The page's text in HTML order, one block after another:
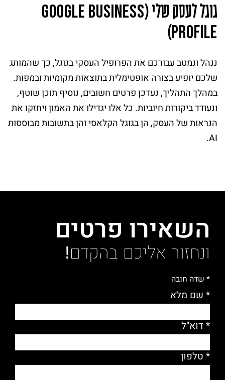
גוגל לעסק שלי ( Google Business
Profile
)
ננהל ונמטב עבורכם את הפרופיל העסקי בגוגל, כך שהמותג
שלכם יופיע בצורה אופטימלית בתוצאות מקומיות ובמפות.
במהלך התהליך, נעדכן פרטים חשובים, נוסיף תוכן שוטף,
ונעודד ביקורות חיוביות. כל אלו יגדילו את האמון ויחזקו את
הנראות של העסק, הן בגוגל הקלאסי והן בתשובות מבוססות
AI.
השאירו פרטים
ונחזור אליכם בהקדם!
* שדה חובה
* שם מלא
* דוא"ל
* טלפון